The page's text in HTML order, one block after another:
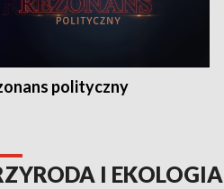
polityczny
I EKOLOGIA